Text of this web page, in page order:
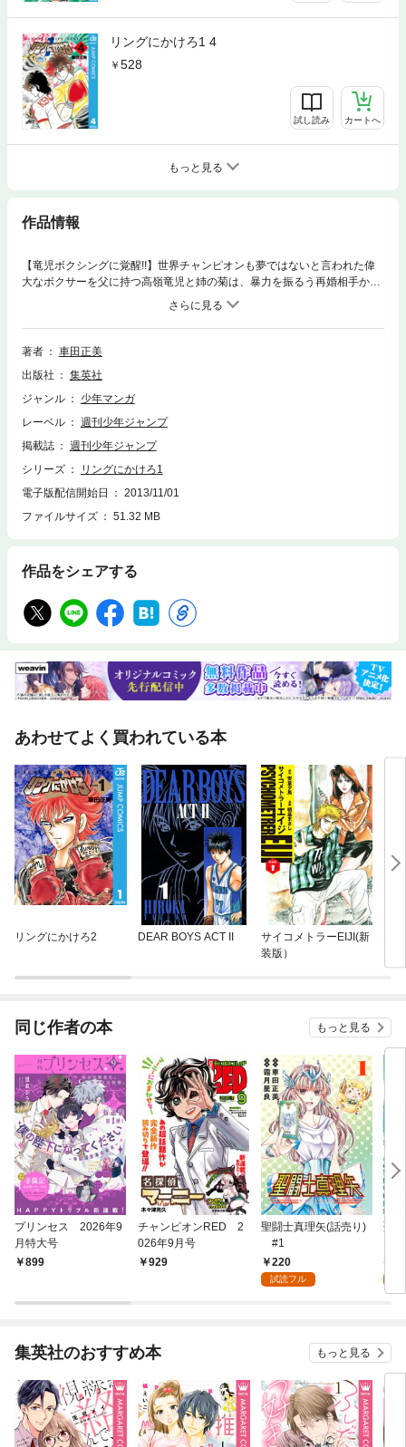
リングにかけろ1 4
528
試し読み カートへ
もっと見る
作品情報
【竜児ボクシングに覚醒!!】世界チャンピオンも夢ではないと言われた偉
大なボクサーを父に持つ高嶺竜児と姉の菊は、暴力を振るう再婚相手から
母を救うため、おもしろくない日々を変えるため、実家を飛び出し東京へ
向かう! ボクシングに導かれた二人を東京で待ち受ける運命とは…。 熱血
格闘マンガのバイブル、開幕!!
著者
車田正美
出版社
集英社
ジャンル
少年マンガ
レーベル
週刊少年ジャンプ
掲載誌
週刊少年ジャンプ
シリーズ
リングにかけろ1
電子版配信開始日
2013/11/01
ファイルサイズ
51.32 MB
作品をシェアする
あわせてよく買われている本
リングにかけろ2 DEAR BOYS ACT II
サイコメトラーEIJI(新
装版）
同じ作者の本 もっと見る
プリンセス 2026年9
月特大号
899
チャンピオンRED 2
026年9月号
929
聖闘士真理矢(話売り)
#1
220
試読フル
聖
1
集英社のおすすめ本 もっと見る